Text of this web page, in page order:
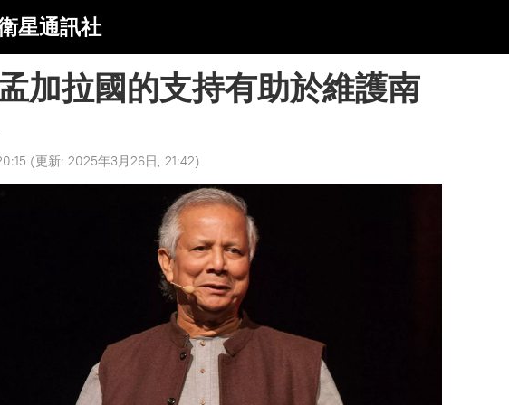
星通訊社
加拉國的支持有助於維護南
(更新: 2025年3月26日, 21:42)